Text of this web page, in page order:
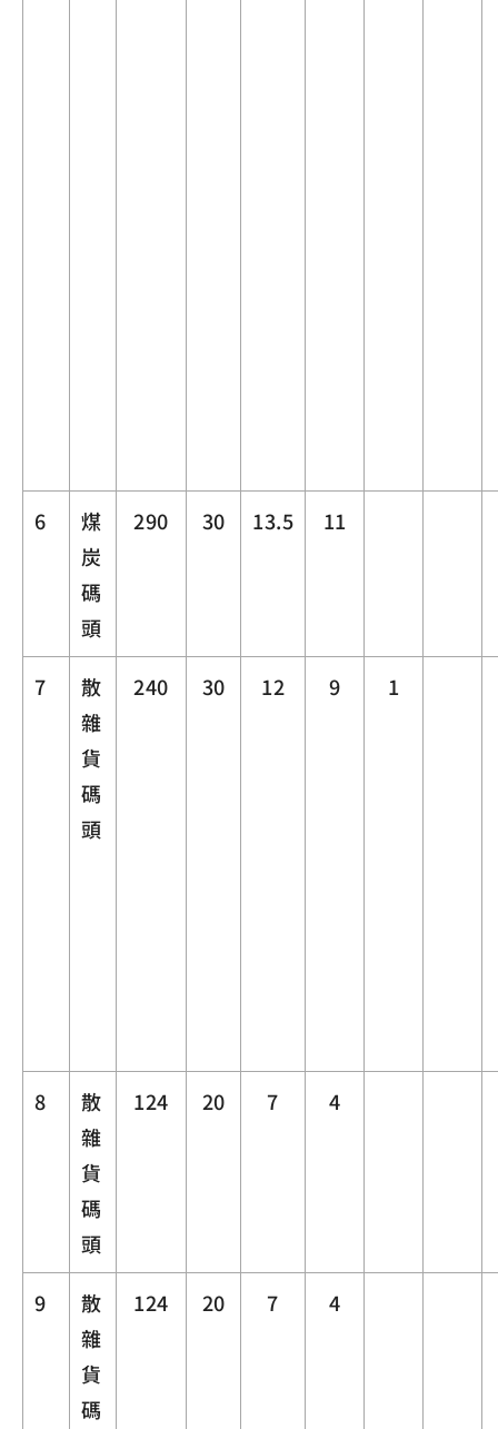
6
煤
炭
碼
頭
290 30 13.5 11
7
散
雜
貨
碼
頭
240 30 12 9 1
8
散
雜
貨
碼
頭
124 20 7 4
9
散
雜
貨
碼
124 20 7 4